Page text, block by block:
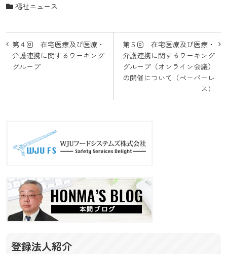
福祉ニュース
投
稿
ナ
第５回 在宅医療及び医療・
介護連携に関するワーキング
グループ（オンライン会議）
の開催について（ペーパーレ
ス）
第４回 在宅医療及び医療・
介護連携に関するワーキング
グループ
登録法人紹介